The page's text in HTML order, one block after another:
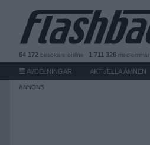
64 172 besökare online 1 711 326 medlemmar
AVDELNINGAR AKTUELLA ÄMNEN